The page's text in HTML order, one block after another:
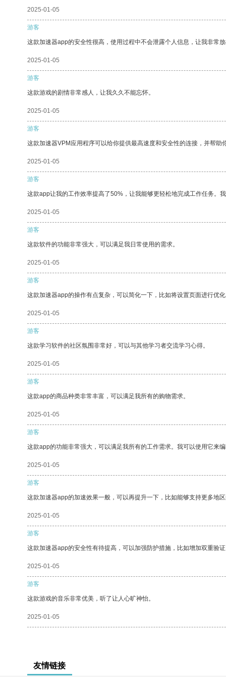
2025-01-05
游客
这款加速器app的安全性很高，使用过程中不会泄露个人信息，让我非常
2025-01-05
游客
这款游戏的剧情非常感人，让我久久不能忘怀。
2025-01-05
游客
这款加速器VPM应用程序可以给你提供最高速度和安全性的连接，并帮助
2025-01-05
游客
这款app让我的工作效率提高了50%，让我能够更轻松地完成工作任务。
2025-01-05
游客
这款软件的功能非常强大，可以满足我日常使用的需求。
2025-01-05
游客
这款加速器app的操作有点复杂，可以简化一下，比如将设置页面进行优
2025-01-05
游客
这款学习软件的社区氛围非常好，可以与其他学习者交流学习心得。
2025-01-05
游客
这款app的商品种类非常丰富，可以满足我所有的购物需求。
2025-01-05
游客
这款app的功能非常强大，可以满足我所有的工作需求。我可以使用它来
2025-01-05
游客
这款加速器app的加速效果一般，可以再提升一下，比如能够支持更多地
2025-01-05
游客
这款加速器app的安全性有待提高，可以加强防护措施，比如增加双重验
2025-01-05
游客
这款游戏的音乐非常优美，听了让人心旷神怡。
2025-01-05
友情链接